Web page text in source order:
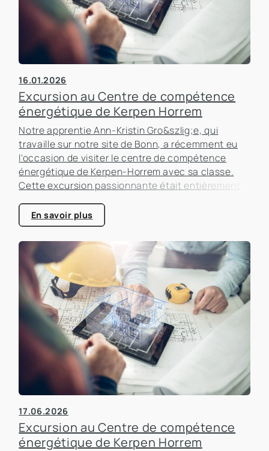
16.01.2026
Excursion au Centre de compétence
énergétique de Kerpen Horrem
Notre apprentie Ann-Kristin Gro&szlig;e, qui
travaille sur notre site de Bonn, a récemment eu
l'occasion de visiter le centre de compétence
énergétique de Kerpen-Horrem avec sa classe.
Cette excursion passionnante était entièrement
bâtiments, un sujet qui prend de plus en plus
d'importance dans le secteur immobilier.
En savoir plus
17.06.2026
Excursion au Centre de compétence
énergétique de Kerpen Horrem